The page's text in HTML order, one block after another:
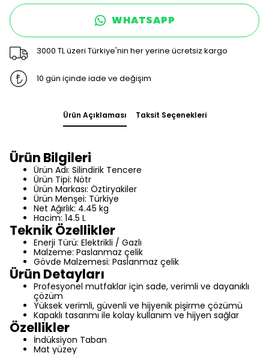
WHATSAPP
3000 TL üzeri Türkiye'nin her yerine ücretsiz kargo
10 gün içinde iade ve değişim
Ürün Açıklaması Taksit Seçenekleri
Ürün Bilgileri
Ürün Adı: Silindirik Tencere
Ürün Tipi: Nötr
Ürün Markası: Öztiryakiler
Ürün Menşei: Türkiye
Net Ağırlık: 4.45 kg
Hacim: 14.5 L
Teknik Özellikler
Enerji Türü: Elektrikli / Gazlı
Malzeme: Paslanmaz çelik
Gövde Malzemesi: Paslanmaz çelik
Ürün Detayları
Profesyonel mutfaklar için sade, verimli ve dayanıklı
çözüm
Yüksek verimli, güvenli ve hijyenik pişirme çözümü
Kapaklı tasarımı ile kolay kullanım ve hijyen sağlar
Özellikler
İndüksiyon Taban
Mat yüzey